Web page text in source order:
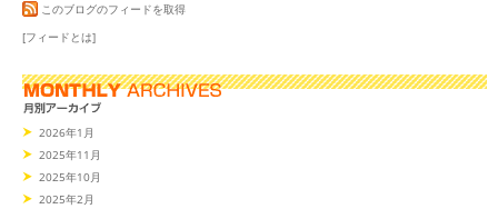
このブログのフィードを取得
[フィードとは]
2026年1月
2025年11月
2025年10月
2025年2月